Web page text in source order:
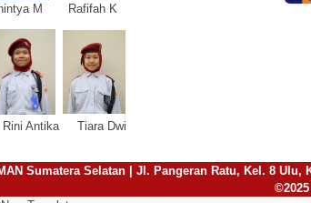
Chintya M Rafifah K
Antika Tiara Dwi
Sumatera Selatan | Jl. Pangeran Ratu, Kel. 8 Ulu,